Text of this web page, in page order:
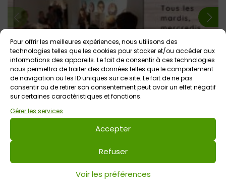
Pour offrir les meilleures expériences, nous utilisons des
technologies telles que les cookies pour stocker et/ou accéder aux
informations des appareils. Le fait de consentir à ces technologies
nous permettra de traiter des données telles que le comportement
de navigation ou les ID uniques sur ce site. Le fait de ne pas
consentir ou de retirer son consentement peut avoir un effet négatif
sur certaines caractéristiques et fonctions.
Gérer les services
Accepter
Refuser
Voir les préférences
4 août 2026 > 7 août 2026
Maison de la chauve-souris : profitez des visites
guidées
Maison de la Chauve-Souris Tout public
Votre avis sur
Kernascléden